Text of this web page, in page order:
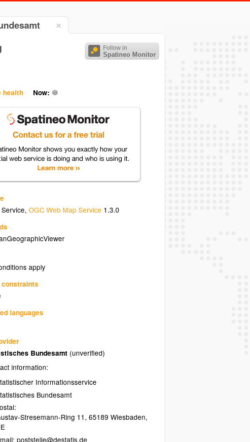
Follow in
Spatineo Monitor
health Now:
,OGC Web Map Service 1.3.0
apply
languages
Bundesamt (unverified)
information:
Informationsservice
Bundesamt
Stresemann-Ring 11 , 65189 Wiesbaden,